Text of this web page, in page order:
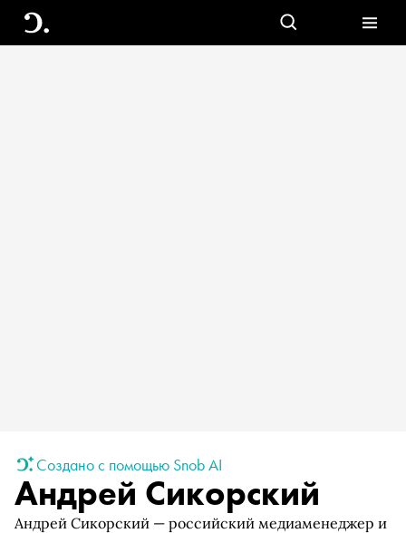
Создано с помощью Snob AI
Андрей Сикорский
Андрей Сикорский — российский медиаменеджер и